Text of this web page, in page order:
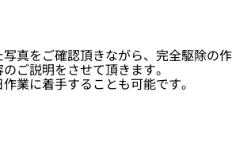
真をご確認頂きながら、完全駆除の作
ご説明をさせて頂きます。
業に着手することも可能です。